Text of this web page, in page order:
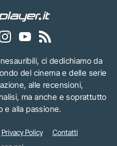
ci dedichiamo da
del cinema e delle serie
alle recensioni,
ma anche e soprattutto
e alla passione.
Privacy Policy
Contatti